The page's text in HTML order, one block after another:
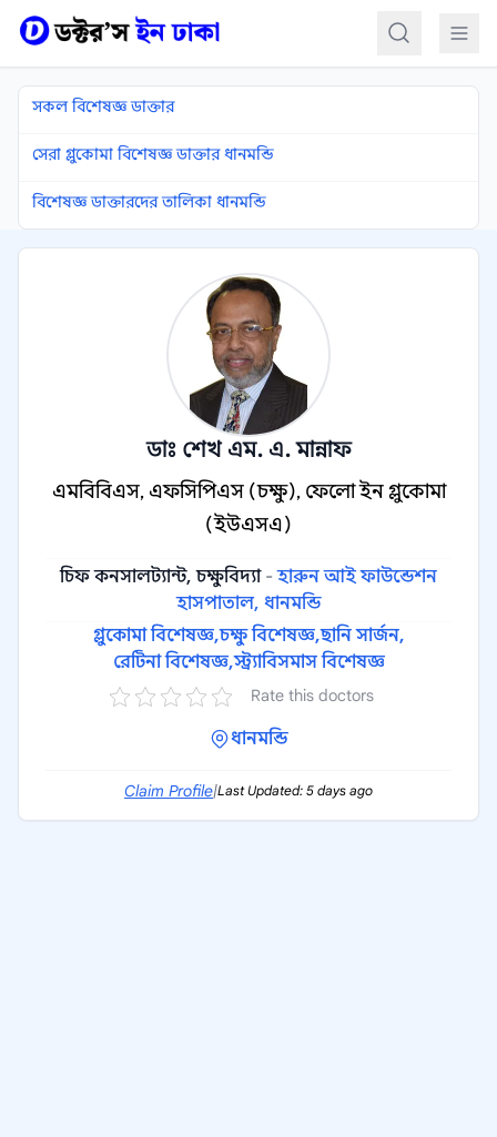
সকল বিশেষজ্ঞ ডাক্তার
সেরা গ্লুকোমা বিশেষজ্ঞ ডাক্তার ধানমন্ডি
বিশেষজ্ঞ ডাক্তারদের তালিকা ধানমন্ডি
ডাঃ শেখ এম. এ. মান্নাফ
এমবিবিএস, এফসিপিএস (চক্ষু), ফেলো ইন গ্লুকোমা
(ইউএসএ)
চিফ কনসালট্যান্ট, চক্ষুবিদ্যা -হারুন আই ফাউন্ডেশন
হাসপাতাল, ধানমন্ডি
গ্লুকোমা বিশেষজ্ঞ,চক্ষু বিশেষজ্ঞ,ছানি সার্জন,
রেটিনা বিশেষজ্ঞ,স্ট্র্যাবিসমাস বিশেষজ্ঞ
Rate this doctors
ধানমন্ডি
Claim Profile|Last Updated: 5 days ago